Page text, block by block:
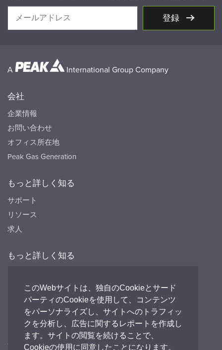
このWebサイトは、独自のCookieとサード
パーティのCookieを使用して、コンテンツ
をパーソナライズし、サイトへのトラフィッ
クを分析し、広告に関するレポートを作成し
ます。サイトの閲覧を続けることで、
Cookieの使用に同意したことになります。
登録
A International Group Company
会社
企業情報
お問い合わせ
オフィス所在地
Peak Gas Generation
もっと詳しく知る
サポート
リソース
求人
もっと詳しく知る
Peak HQ tel:+44 141 812 8100
PEAK Japan tel:+81 (0)3-6825-4525
私たちとつながる